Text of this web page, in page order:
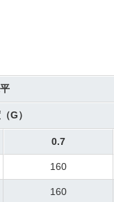
G）
0.7
160
160